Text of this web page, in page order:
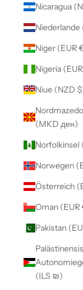
Niue
(MKD ден)
(ILS ₪)